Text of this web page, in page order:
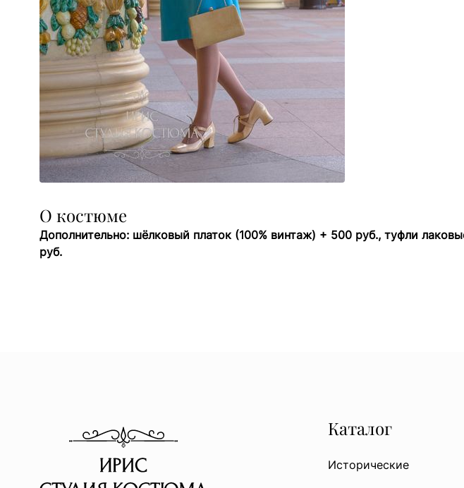
О костюме
Дополнительно: шёлковый платок (100% винтаж) + 500 руб., туфли
руб.
Каталог
Исторические